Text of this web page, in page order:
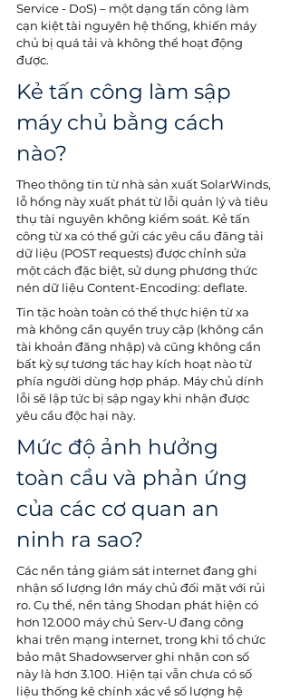
Service - DoS) – một dạng tấn công làm
cạn kiệt tài nguyên hệ thống, khiến máy
chủ bị quá tải và không thể hoạt động
được.
Kẻ tấn công làm sập
máy chủ bằng cách
nào?
Theo thông tin từ nhà sản xuất SolarWinds,
lỗ hổng này xuất phát từ lỗi quản lý và tiêu
thụ tài nguyên không kiểm soát. Kẻ tấn
công từ xa có thể gửi các yêu cầu đăng tải
dữ liệu (POST requests) được chỉnh sửa
một cách đặc biệt, sử dụng phương thức
nén dữ liệu Content-Encoding: deflate.
Tin tặc hoàn toàn có thể thực hiện từ xa
mà không cần quyền truy cập (không cần
tài khoản đăng nhập) và cũng không cần
bất kỳ sự tương tác hay kích hoạt nào từ
phía người dùng hợp pháp. Máy chủ dính
lỗi sẽ lập tức bị sập ngay khi nhận được
yêu cầu độc hại này.
Mức độ ảnh hưởng
toàn cầu và phản ứng
của các cơ quan an
ninh ra sao?
Các nền tảng giám sát internet đang ghi
nhận số lượng lớn máy chủ đối mặt với rủi
ro. Cụ thể, nền tảng Shodan phát hiện có
hơn 12.000 máy chủ Serv-U đang công
khai trên mạng internet, trong khi tổ chức
bảo mật Shadowserver ghi nhận con số
này là hơn 3.100. Hiện tại vẫn chưa có số
liệu thống kê chính xác về số lượng hệ